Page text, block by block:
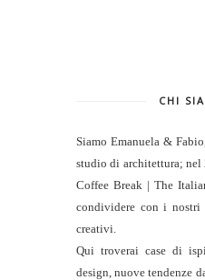
CHI
Siamo Emanuela &
studio di architettura; nel
Coffee Break | The
condividere con i
creativi.
Qui troverai case di
design, nuove tendenze